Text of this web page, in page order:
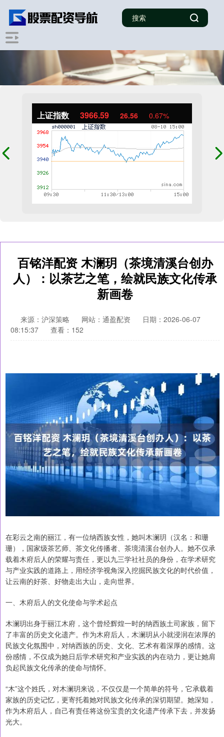
上证指数 3966.59 26.56 0.67%
百铭洋配资 木澜玥（茶境清溪台创办
人）：以茶艺之笔，绘就民族文化传承
新画卷
来源：沪深策略 网站：通盈配资
日期：2026-06-07
08:15:37
查看：152
在彩云之南的丽江，有一位纳西族女性，她叫木澜玥（汉名：和珊
珊），国家级茶艺师、茶文化传播者、茶境清溪台创办人。她不仅承
载着木府后人的荣耀与责任，更以九三学社社员的身份，在学术研究
与产业实践的道路上，用经济学视角深入挖掘民族文化的时代价值，
让云南的好茶、好物走出大山，走向世界。
一、木府后人的文化使命与学术起点
木澜玥出身于丽江木府，这个曾经辉煌一时的纳西族土司家族，留下
了丰富的历史文化遗产。作为木府后人，木澜玥从小就浸润在浓厚的
民族文化氛围中，对纳西族的历史、文化、艺术有着深厚的感情。这
份感情，不仅成为她日后学术研究和产业实践的内在动力，更让她肩
负起民族文化传承的使命与情怀。
“木”这个姓氏，对木澜玥来说，不仅仅是一个简单的符号，它承载着
家族的历史记忆，更寄托着她对民族文化传承的深切期望。她深知，
作为木府后人，自己有责任将这份宝贵的文化遗产传承下去，并发扬
光大。